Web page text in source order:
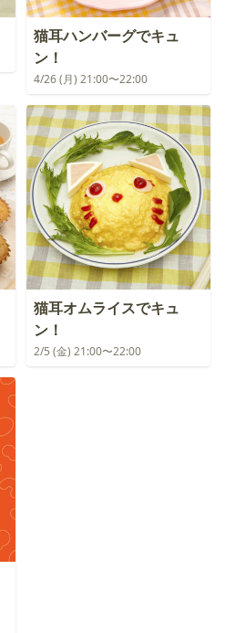
猫耳ハンバーグでキュ
ン！
4/26 (月) 21:00〜22:00
猫耳オムライスでキュ
ン！
2/5 (金) 21:00〜22:00